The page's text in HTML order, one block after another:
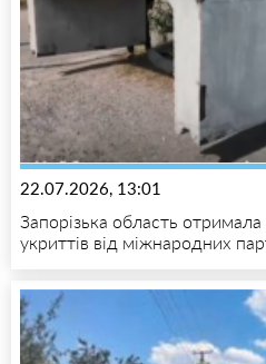
22.07.2026, 13:01
Запорізька область
укриттів від міжнародних